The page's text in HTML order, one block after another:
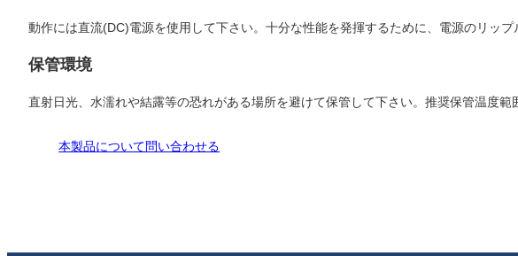
動作には直流(DC)電源を使用して下さい。十分な性能を発揮するために、電源のリッ
保管環境
直射日光、水濡れや結露等の恐れがある場所を避けて保管して下さい。推奨保管温度
本製品について問い合わせる